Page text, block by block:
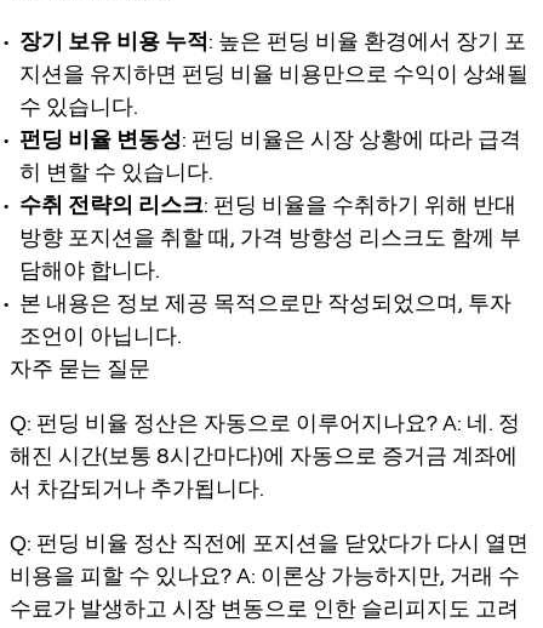
장기 보유 비용 누적: 높은 펀딩 비율 환경에서 장기 포
지션을 유지하면 펀딩 비율 비용만으로 수익이 상쇄될
수 있습니다.
펀딩 비율 변동성: 펀딩 비율은 시장 상황에 따라 급격
히 변할 수 있습니다.
수취 전략의 리스크: 펀딩 비율을 수취하기 위해 반대
방향 포지션을 취할 때, 가격 방향성 리스크도 함께 부
담해야 합니다.
본 내용은 정보 제공 목적으로만 작성되었으며, 투자
조언이 아닙니다.
자주 묻는 질문
Q: 펀딩 비율 정산은 자동으로 이루어지나요? A: 네. 정
해진 시간(보통 8시간마다)에 자동으로 증거금 계좌에
서 차감되거나 추가됩니다.
Q: 펀딩 비율 정산 직전에 포지션을 닫았다가 다시 열면
비용을 피할 수 있나요? A: 이론상 가능하지만, 거래 수
수료가 발생하고 시장 변동으로 인한 슬리피지도 고려